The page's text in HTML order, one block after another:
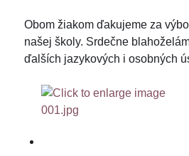
Obom žiakom ďakujeme za
našej školy. Srdečne
ďalších jazykových i osobných